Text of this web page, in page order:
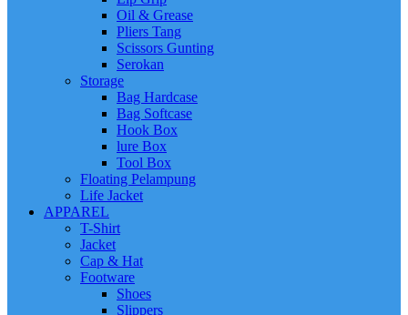
Oil & Grease
Pliers Tang
Scissors Gunting
Serokan
Storage
Bag Hardcase
Bag Softcase
Hook Box
lure Box
Tool Box
Floating Pelampung
Life Jacket
APPAREL
T-Shirt
Jacket
Cap & Hat
Footware
Shoes
Slippers